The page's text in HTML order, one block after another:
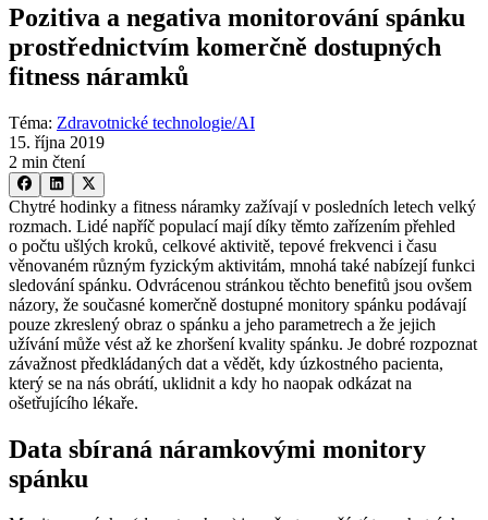
Pozitiva a negativa monitorování spánku
prostřednictvím komerčně dostupných
fitness náramků
Téma: Zdravotnické technologie/AI
15. října 2019
2 min čtení
Chytré hodinky a fitness náramky zažívají v posledních letech velký
rozmach. Lidé napříč populací mají díky těmto zařízením přehled
o počtu ušlých kroků, celkové aktivitě, tepové frekvenci i času
věnovaném různým fyzickým aktivitám, mnohá také nabízejí funkci
sledování spánku. Odvrácenou stránkou těchto benefitů jsou ovšem
názory, že současné komerčně dostupné monitory spánku podávají
pouze zkreslený obraz o spánku a jeho parametrech a že jejich
užívání může vést až ke zhoršení kvality spánku. Je dobré rozpoznat
závažnost předkládaných dat a vědět, kdy úzkostného pacienta,
který se na nás obrátí, uklidnit a kdy ho naopak odkázat na
ošetřujícího lékaře.
Data sbíraná náramkovými monitory
spánku